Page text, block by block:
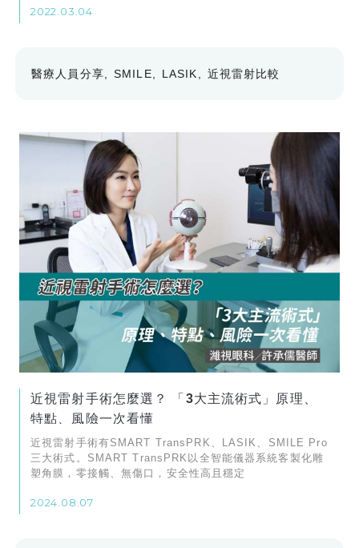
2022.03.04
醫療人員分享 SMILE LASIK 近視雷射比較
近視雷射手術怎麼選？ 「3大主流術式」原理、
特點、風險一次看懂
近視雷射手術有SMART TransPRK、LASIK、SMILE Pro
三大術式。SMART TransPRK以全智能儀器系統客製化雕
塑角膜，零接觸、無傷口，安全性高且穩定
2024.08.07